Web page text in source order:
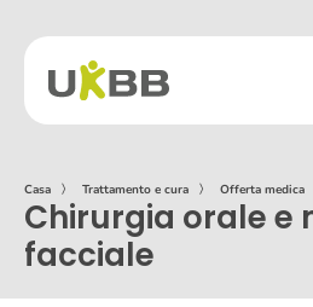
Casa 〉 Trattamento e cura 〉 Offerta medica
Chirurgia orale e
facciale